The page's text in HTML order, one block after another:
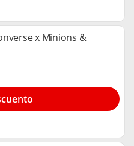
x Minions &